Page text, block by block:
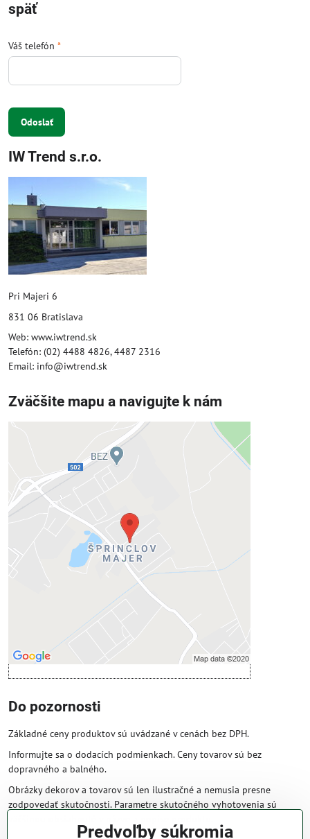
späť
Váš telefón *
Odoslať
IW Trend s.r.o.
Pri Majeri 6
831 06 Bratislava
Web: www.iwtrend.sk
Telefón: (02) 4488 4826, 4487 2316
Email: info@iwtrend.sk
Zväčšite mapu a navigujte k nám
Externý obsah je blokovaný
Prajete si načítať externý obsah?
Povoliť tentokrát
Povoliť a zapamätať - súhlas s druhom
cookie: Funkčné
Otvoriť obsah v novom okne
Do pozornosti
Základné ceny produktov sú uvádzané v cenách bez DPH.
Informujte sa o dodacích podmienkach. Ceny tovarov sú bez
dopravného a balného.
Obrázky dekorov a tovarov sú len ilustračné a nemusia presne
zodpovedať skutočnosti. Parametre skutočného vyhotovenia sú
Predvoľby súkromia